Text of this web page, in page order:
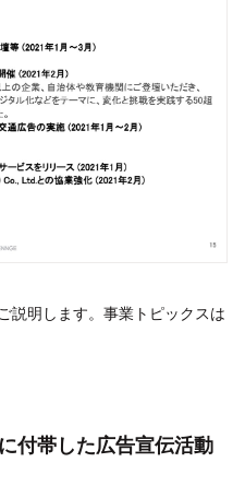
説明します。事業トピックスは
付帯した広告宣伝活動